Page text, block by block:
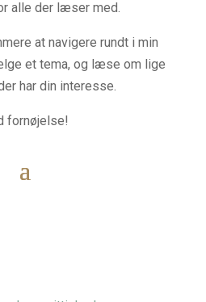
alle der læser med.
at navigere rundt i min
et tema, og læse om lige
har din interesse.
fornøjelse!